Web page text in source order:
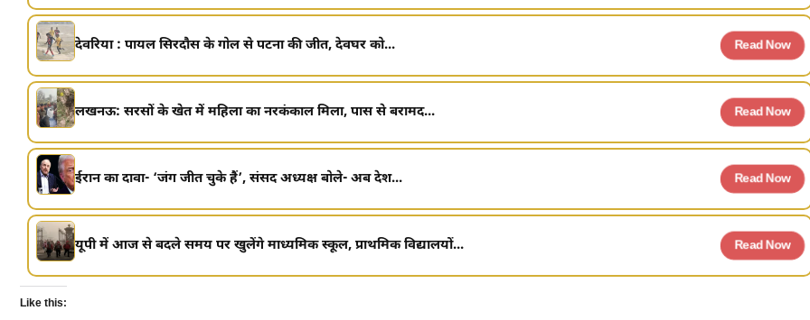
देवरिया : पायल सिरदौस के गोल से पटना की जीत, देवघर को... Read Now
लखनऊ: सरसों के खेत में महिला का नरकंकाल मिला, पास से बरामद... Read Now
ईरान का दावा- ‘जंग जीत चुके हैं’, संसद अध्यक्ष बोले- अब देश... Read Now
यूपी में आज से बदले समय पर खुलेंगे माध्यमिक स्कूल, प्राथमिक विद्यालयों... Read Now
Like this: